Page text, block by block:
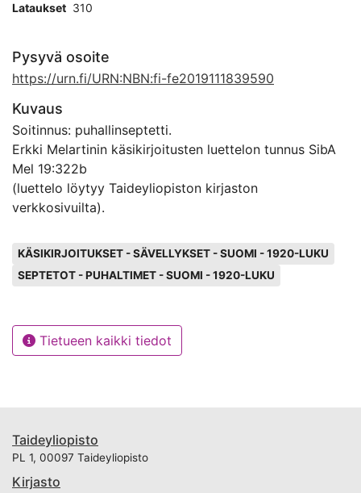
Lataukset 310
Pysyvä osoite
https://urn.fi/URN:NBN:fi-fe2019111839590
Kuvaus
Soitinnus: puhallinseptetti.
Erkki Melartinin käsikirjoitusten luettelon tunnus SibA
Mel 19:322b
(luettelo löytyy Taideyliopiston kirjaston
verkkosivuilta).
Avainsanat
KÄSIKIRJOITUKSET - SÄVELLYKSET - SUOMI - 1920-LUKU
SEPTETOT - PUHALTIMET - SUOMI - 1920-LUKU
Tietueen kaikki tiedot
Taideyliopisto
PL 1, 00097 Taideyliopisto
Kirjasto